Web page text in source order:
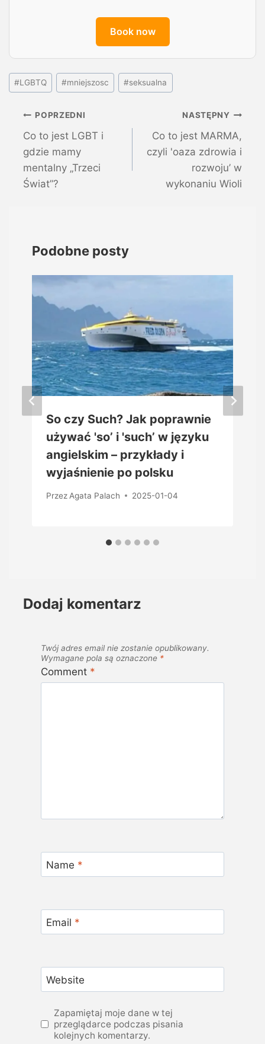
Book now
#LGBTQ #mniejszosc #seksualna
POPRZEDNI
Co to jest LGBT i
gdzie mamy
mentalny „Trzeci
Świat”?
NASTĘPNY
Co to jest MARMA,
czyli 'oaza zdrowia i
rozwoju’ w
wykonaniu Wioli
Podobne posty
So czy Such? Jak poprawnie
używać 'so’ i 'such’ w języku
angielskim – przykłady i
wyjaśnienie po polsku
Przez Agata Palach 2025-01-04
Dodaj komentarz
Twój adres email nie zostanie opublikowany.
Wymagane pola są oznaczone *
Comment *
Name *
Email *
Website
Zapamiętaj moje dane w tej
przeglądarce podczas pisania
kolejnych komentarzy.